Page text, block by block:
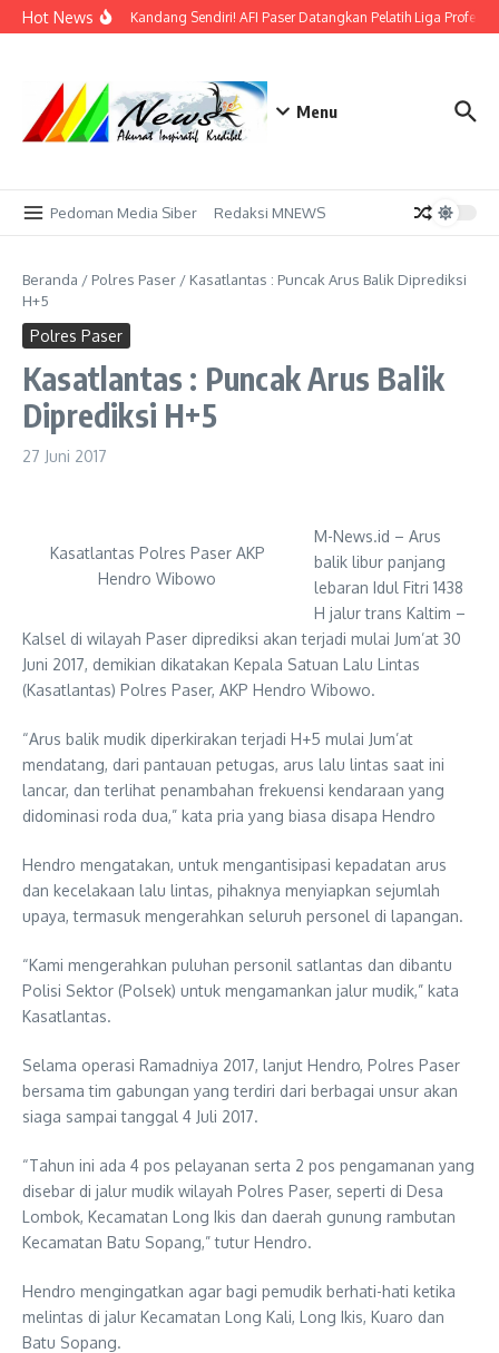
Lewati ke konten
Hot News
Bidik Emas di Kandang Sendiri! AFI Paser Datangkan Pelatih Liga
Menu
Pedoman Media Siber Redaksi MNEWS
Beranda / Polres Paser / Kasatlantas : Puncak Arus Balik Diprediksi
H+5
Polres Paser
Kasatlantas : Puncak Arus Balik
Diprediksi H+5
27 Juni 2017
Kasatlantas Polres Paser AKP
Hendro Wibowo
M-News.id – Arus
balik libur panjang
lebaran Idul Fitri 1438
H jalur trans Kaltim –
Kalsel di wilayah Paser diprediksi akan terjadi mulai Jum’at 30
Juni 2017, demikian dikatakan Kepala Satuan Lalu Lintas
(Kasatlantas) Polres Paser, AKP Hendro Wibowo.
“Arus balik mudik diperkirakan terjadi H+5 mulai Jum’at
mendatang, dari pantauan petugas, arus lalu lintas saat ini
lancar, dan terlihat penambahan frekuensi kendaraan yang
didominasi roda dua,” kata pria yang biasa disapa Hendro
Hendro mengatakan, untuk mengantisipasi kepadatan arus
dan kecelakaan lalu lintas, pihaknya menyiapkan sejumlah
upaya, termasuk mengerahkan seluruh personel di lapangan.
“Kami mengerahkan puluhan personil satlantas dan dibantu
Polisi Sektor (Polsek) untuk mengamankan jalur mudik,” kata
Kasatlantas.
Selama operasi Ramadniya 2017, lanjut Hendro, Polres Paser
bersama tim gabungan yang terdiri dari berbagai unsur akan
siaga sampai tanggal 4 Juli 2017.
“Tahun ini ada 4 pos pelayanan serta 2 pos pengamanan yang
disebar di jalur mudik wilayah Polres Paser, seperti di Desa
Lombok, Kecamatan Long Ikis dan daerah gunung rambutan
Kecamatan Batu Sopang,” tutur Hendro.
Hendro mengingatkan agar bagi pemudik berhati-hati ketika
melintas di jalur Kecamatan Long Kali, Long Ikis, Kuaro dan
Batu Sopang.